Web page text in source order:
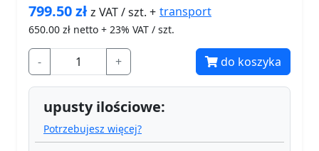
799.50złz VAT / szt. + transport
650.00 zł netto + 23% VAT / szt.
- + do koszyka
upusty ilościowe:
Potrzebujesz więcej?